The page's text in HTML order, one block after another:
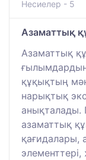
Несиелер - 5
Азаматтық
Азаматтық
құқықтың
нарықтық
анықталады.
азаматтық
қағидалары,